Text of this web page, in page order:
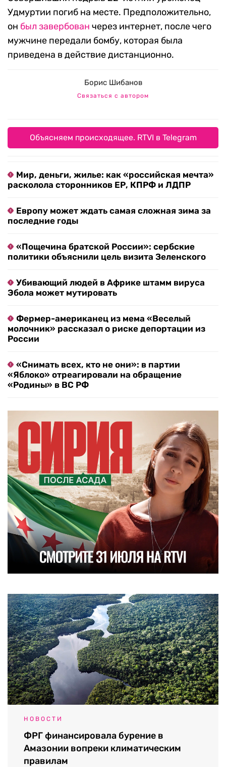
Удмуртии погиб на месте. Предположительно,
он был завербован через интернет, после чего
мужчине передали бомбу, которая была
приведена в действие дистанционно.
Борис Шибанов
Связаться с автором
Объясняем происходящее. RTVI в Telegram
Мир, деньги, жилье: как «российская мечта»
расколола сторонников ЕР, КПРФ и ЛДПР
Европу может ждать самая сложная зима за
последние годы
«Пощечина братской России»: сербские
политики объяснили цель визита Зеленского
Убивающий людей в Африке штамм вируса
Эбола может мутировать
Фермер-американец из мема «Веселый
молочник» рассказал о риске депортации из
России
«Снимать всех, кто не они»: в партии
«Яблоко» отреагировали на обращение
«Родины» в ВС РФ
НОВОСТИ
ФРГ финансировала бурение в
Амазонии вопреки климатическим
правилам